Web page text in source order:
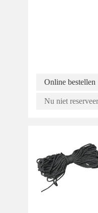
Online bestellen
Nu niet